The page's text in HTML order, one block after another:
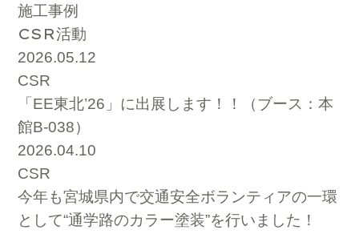
施工事例
CSR活動
2026.05.12
CSR
「EE東北’26」に出展します！！（ブース：本
館B-038）
2026.04.10
CSR
今年も宮城県内で交通安全ボランティアの一環
として“通学路のカラー塗装”を行いました！